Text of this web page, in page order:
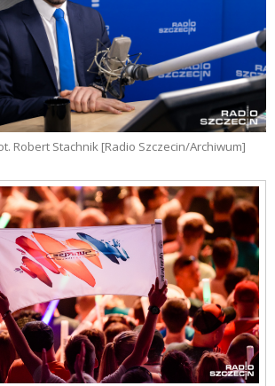
Robert Stachnik [Radio Szczecin/Archiwum]